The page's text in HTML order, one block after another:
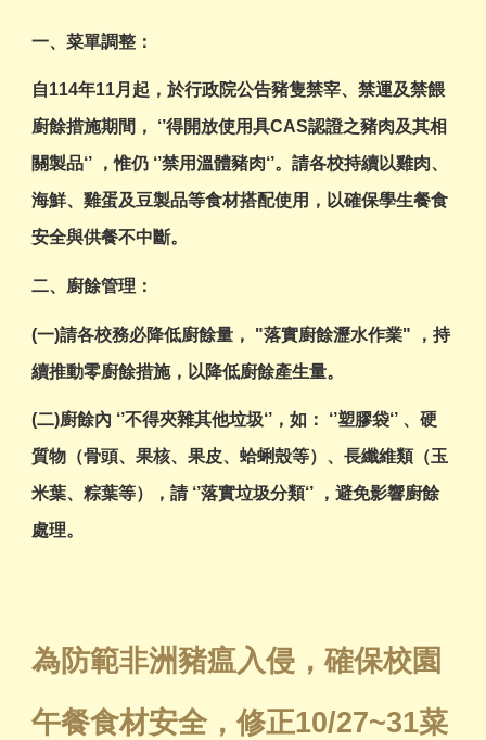
一、菜單調整：
自114年11月起，於行政院公告豬隻禁宰、禁運及禁餵
廚餘措施期間， ‘’得開放使用具CAS認證之豬肉及其相
關製品‘’ ，惟仍 ‘’禁用溫體豬肉‘’。請各校持續以雞肉、
海鮮、雞蛋及豆製品等食材搭配使用，以確保學生餐食
安全與供餐不中斷。
二、廚餘管理：
(一)請各校務必降低廚餘量， "落實廚餘瀝水作業" ，持
續推動零廚餘措施，以降低廚餘產生量。
(二)廚餘內 ‘’不得夾雜其他垃圾‘’，如： ‘’塑膠袋‘’ 、硬
質物（骨頭、果核、果皮、蛤蜊殼等）、長纖維類（玉
米葉、粽葉等），請 ‘’落實垃圾分類‘’ ，避免影響廚餘
處理。
為防範非洲豬瘟入侵，確保校園
午餐食材安全，修正10/27~31菜